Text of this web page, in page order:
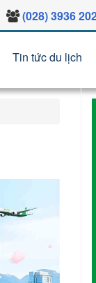
(028) 3936
Tin tức du lịch